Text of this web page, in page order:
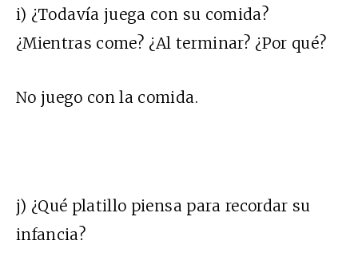
i) ¿Todavía juega con su comida?
¿Mientras come? ¿Al terminar? ¿Por qué?
No juego con la comida.
j) ¿Qué platillo piensa para recordar su
infancia?